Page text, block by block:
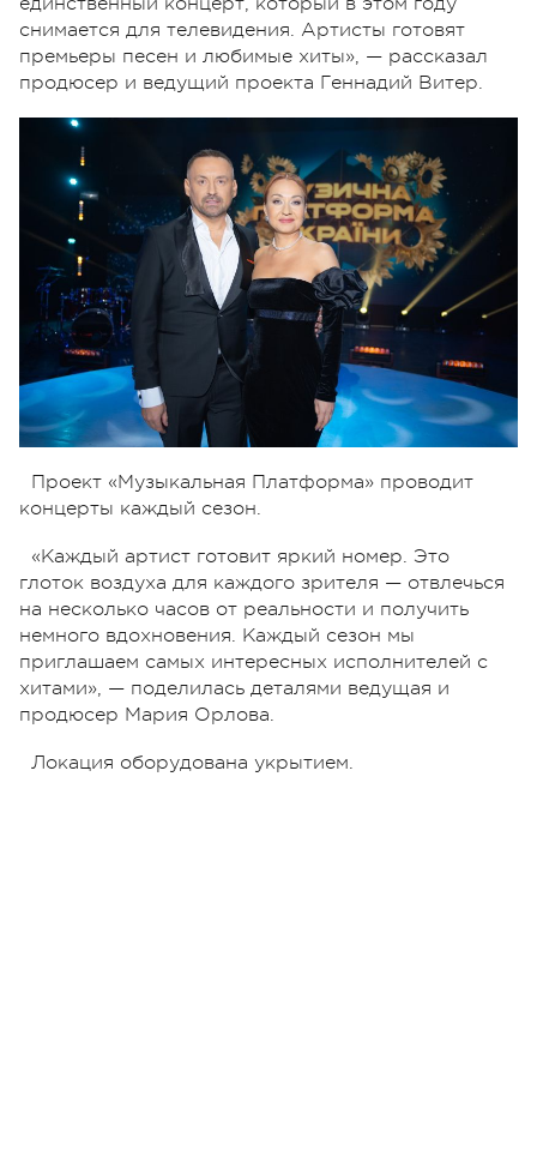
снимается для телевидения. Артисты готовят
премьеры песен и любимые хиты», — рассказал
продюсер и ведущий проекта Геннадий Витер.
Проект «Музыкальная Платформа» проводит
концерты каждый сезон.
«Каждый артист готовит яркий номер. Это
глоток воздуха для каждого зрителя — отвлечься
на несколько часов от реальности и получить
немного вдохновения. Каждый сезон мы
приглашаем самых интересных исполнителей с
хитами», — поделилась деталями ведущая и
продюсер Мария Орлова.
Локация оборудована укрытием.